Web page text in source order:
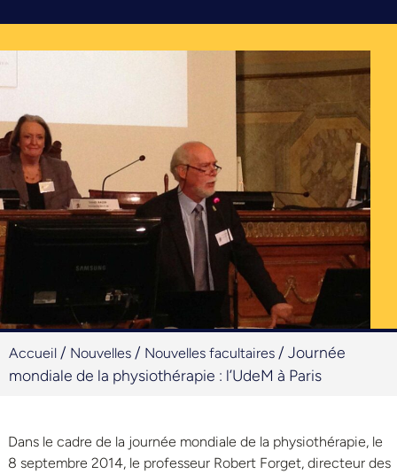
Accueil / Nouvelles / Nouvelles facultaires / Journée
mondiale de la physiothérapie : l’UdeM à Paris
Dans le cadre de la journée mondiale de la physiothérapie, le
8 septembre 2014, le professeur Robert Forget, directeur des